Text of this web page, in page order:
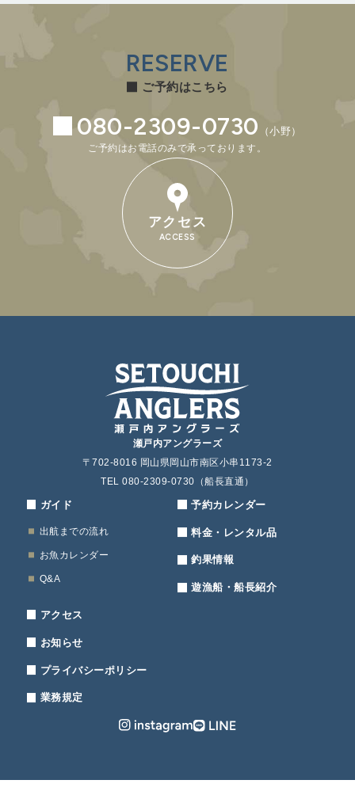
RESERVE
ご予約はこちら
080-2309-0730 （小野）
ご予約はお電話のみで承っております。
アクセス
ACCESS
瀬戸内アングラーズ
〒702-8016 岡山県岡山市南区小串1173-2
TEL 080-2309-0730（船長直通）
ガイド
出航までの流れ
お魚カレンダー
Q&A
予約カレンダー
料金・レンタル品
釣果情報
遊漁船・船長紹介
アクセス
お知らせ
プライバシーポリシー
業務規定